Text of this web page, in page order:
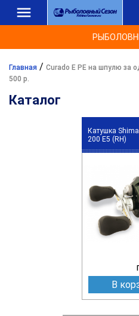
Главная / Curado E PE на шпулю за
500 р.
Каталог
Катушка
200 E5 (RH)
В